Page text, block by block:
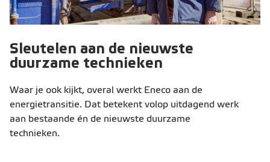
Sleutelen aan de nieuwste
duurzame technieken
Waar je ook kijkt, overal werkt Eneco aan de
energietransitie. Dat betekent volop uitdagend werk
aan bestaande én de nieuwste duurzame
technieken.